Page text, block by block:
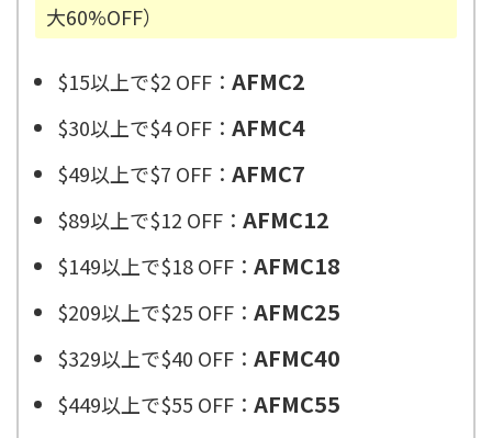
大60%OFF）
$15以上で$2 OFF： AFMC2
$30以上で$4 OFF： AFMC4
$49以上で$7 OFF： AFMC7
$89以上で$12 OFF： AFMC12
$149以上で$18 OFF： AFMC18
$209以上で$25 OFF： AFMC25
$329以上で$40 OFF： AFMC40
$449以上で$55 OFF： AFMC55